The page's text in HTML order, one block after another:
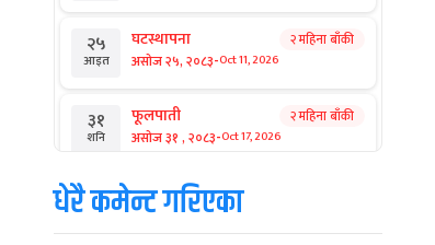
२५
आइत
घटस्थापना
असोज २५, २०८३-Oct 11, 2026
२ महिना बाँकी
३१
शनि
फूलपाती
असोज ३१ , २०८३-Oct 17, 2026
२ महिना बाँकी
१
आइत
कार्तिक सङ्क्रान्ति
कार्तिक १, २०८३-Oct 18, 2026
धेरै कमेन्ट गरिएका